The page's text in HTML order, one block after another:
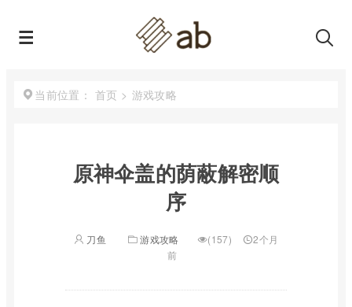
当前位置： 首页 > 游戏攻略
原神伞盖的荫蔽解密顺
序
刀鱼 游戏攻略 (157)
2个月
前